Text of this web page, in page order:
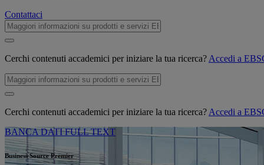
Contattaci
Cerchi contenuti accademici per iniziare la tua ricerca? Accedi a
Cerchi contenuti accademici per iniziare la tua ricerca? Accedi a
BANCA DATI FULL TEXT
Business Source Premier